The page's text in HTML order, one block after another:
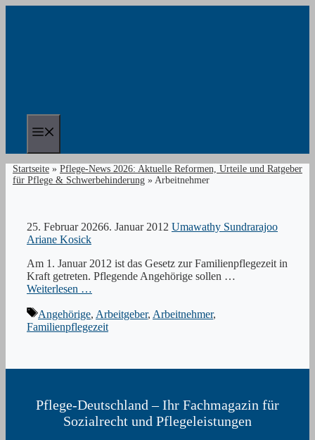
Startseite » Pflege-News 2026: Aktuelle Reformen, Urteile und Ratgeber
für Pflege & Schwerbehinderung » Arbeitnehmer
25. Februar 20266. Januar 2012 Umawathy Sundrarajoo
Ariane Kosick
Am 1. Januar 2012 ist das Gesetz zur Familienpflegezeit in
Kraft getreten. Pflegende Angehörige sollen …
Weiterlesen …
Schlagwörter
Angehörige, Arbeitgeber, Arbeitnehmer,
Familienpflegezeit
Pflege-Deutschland – Ihr Fachmagazin für
Sozialrecht und Pflegeleistungen